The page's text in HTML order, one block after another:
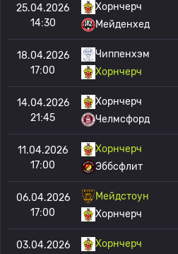
25.04.2026
14:30
Хорнчерч
Мейденхед
18.04.2026
17:00
Чиппенхэм
Хорнчерч
14.04.2026
21:45
Хорнчерч
Челмсфорд
11.04.2026
17:00
Хорнчерч
Эббсфлит
06.04.2026
17:00
Мейдстоун
Хорнчерч
03.04.2026
Хорнчерч